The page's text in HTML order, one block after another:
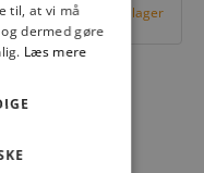
Få på lager
til, at vi må
dermed gøre
Læs mere